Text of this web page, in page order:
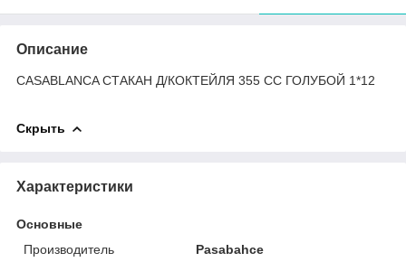
Описание
CASABLANCA СТАКАН Д/КОКТЕЙЛЯ 355 СС ГОЛУБОЙ 1*12
Скрыть
Характеристики
Основные
Производитель
Pasabahce